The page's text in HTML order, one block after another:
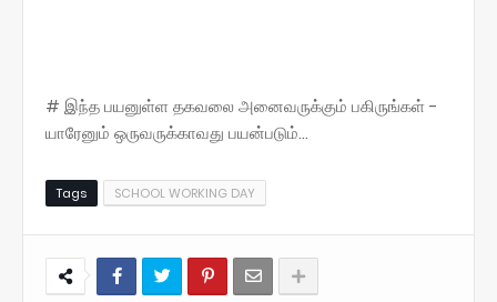
# இந்த பயனுள்ள தகவலை அனைவருக்கும் பகிருங்கள் -
யாரேனும் ஒருவருக்காவது பயன்படும்...
Tags SCHOOL WORKING DAY